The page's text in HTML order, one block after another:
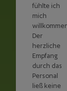
fühlte ich
mich
Der
herzliche
Empfang
durch das
Personal
ließ keine